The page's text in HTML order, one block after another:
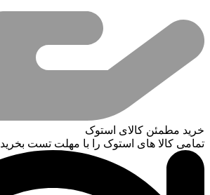
خرید مطمئن کالای استوک
تمامی کالا های استوک را با مهلت تست بخرید.